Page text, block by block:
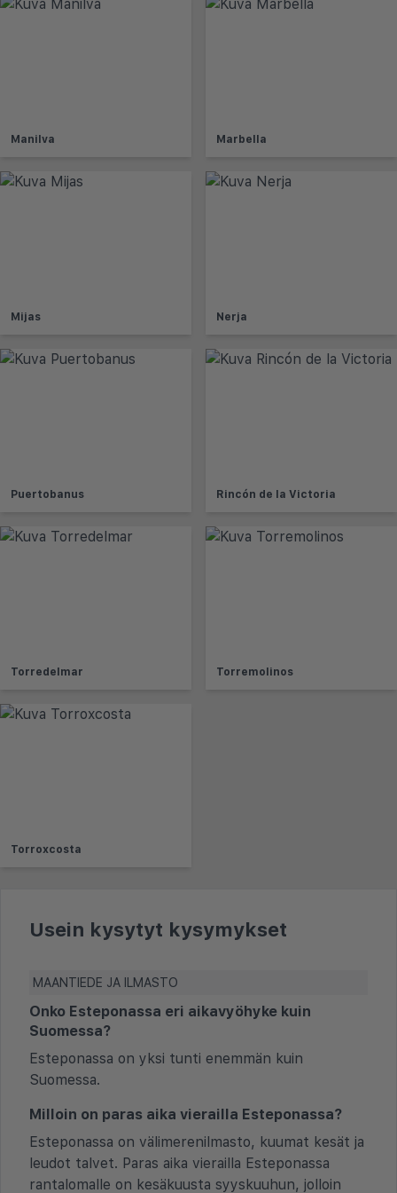
Manilva Marbella
Mijas Nerja
Puertobanus Rincón de la Victoria
Torredelmar Torremolinos
Torroxcosta
Usein kysytyt kysymykset
MAANTIEDE JA ILMASTO
Onko Esteponassa eri aikavyöhyke kuin
Suomessa?
Esteponassa on yksi tunti enemmän kuin
Suomessa.
Milloin on paras aika vierailla Esteponassa?
Esteponassa on välimerenilmasto, kuumat kesät ja
leudot talvet. Paras aika vierailla Esteponassa
rantalomalle on kesäkuusta syyskuuhun, jolloin